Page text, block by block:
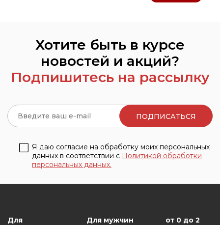
Хотите быть в курсе
новостей и акций?
Подпишитесь на рассылку
Я даю согласие на обработку моих персональных
данных в соответствии с Политикой обработки
персональных данных.
Для
Для мужчин
от 0 до 2